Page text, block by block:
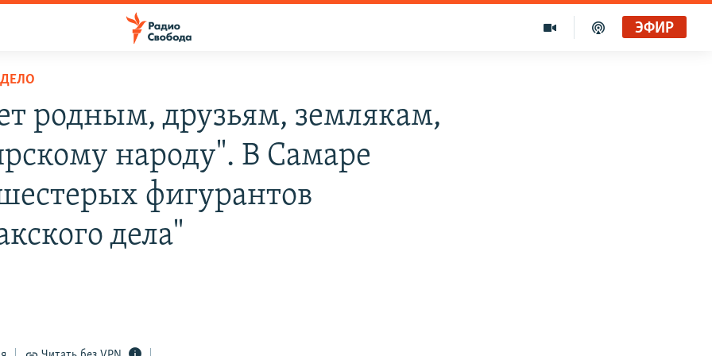
ЭФИР
родным, друзьям, землякам,
народу". В Самаре
фигурантов
дела"